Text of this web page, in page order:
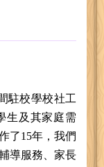
駐校學校社工
生及其家庭需
了15年，我們
導服務、家長